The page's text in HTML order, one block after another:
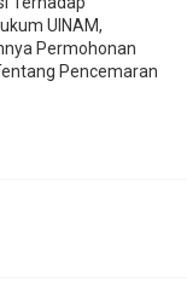
UINAM,
Permohonan
Pencemaran